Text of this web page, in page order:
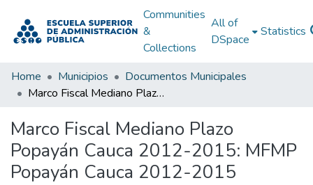
Communities
&
Collections
All of
DSpace
Statistics
Home Municipios
Documentos Municipales
Marco Fiscal Mediano Plazo Popayán Cauca 2012-2015: MFMP Popayán Cauca 2012-2015
Marco Fiscal Mediano Plazo
Popayán Cauca 2012-2015: MFMP
Popayán Cauca 2012-2015